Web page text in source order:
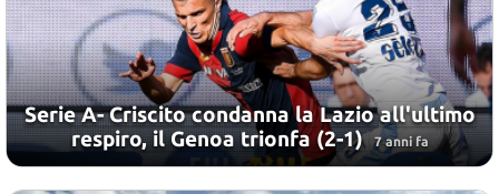
Serie A- Criscito condanna la Lazio all'ultimo
respiro, il Genoa trionfa (2-1) 7 anni fa